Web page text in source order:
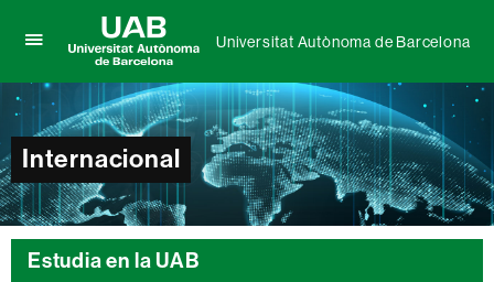
aquí
para
desplegar
menú
de
Universitat
Autònoma
de
Barcelona
Universitat
Autònoma
de
Barcelona
Universitat Autònoma de Barcelona
Internacional
Estudia en la UAB